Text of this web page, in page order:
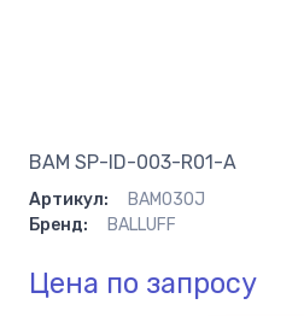
BAM SP-ID-003-R01-A
Артикул:
BAM030J
Бренд:
BALLUFF
Цена по запросу